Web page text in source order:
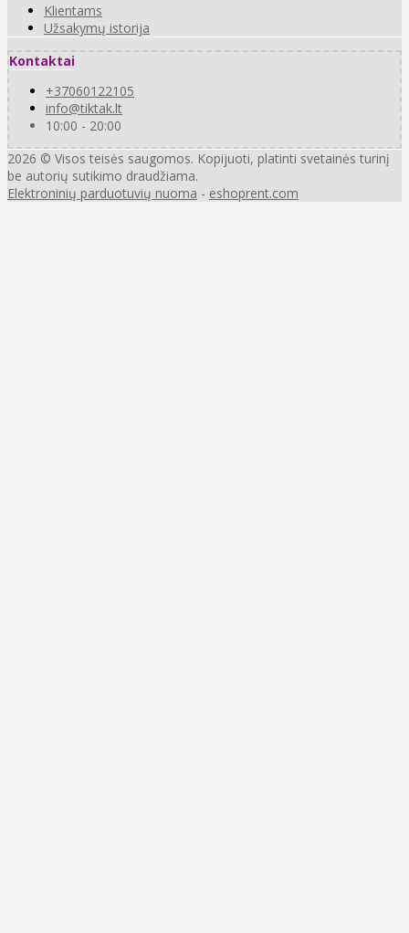
Klientams
Užsakymų istorija
Kontaktai
+37060122105
info@tiktak.lt
10:00 - 20:00
2026 © Visos teisės saugomos. Kopijuoti, platinti svetainės turinį
be autorių sutikimo draudžiama.
Elektroninių parduotuvių nuoma - eshoprent.com